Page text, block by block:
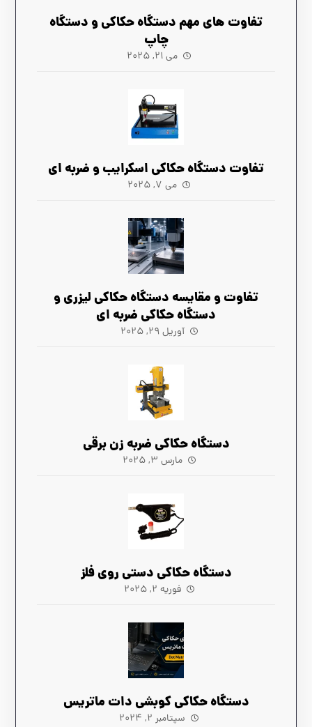
تفاوت های مهم دستگاه حکاکی و دستگاه
چاپ
می ۲۱, ۲۰۲۵
تفاوت دستگاه حکاکی اسکرایب و ضربه ای
می ۷, ۲۰۲۵
تفاوت و مقایسه دستگاه حکاکی لیزری و
دستگاه حکاکی ضربه ای
آوریل ۲۹, ۲۰۲۵
دستگاه حکاکی ضربه زن برقی
مارس ۳, ۲۰۲۵
دستگاه حکاکی دستی روی فلز
فوریه ۲, ۲۰۲۵
دستگاه‌ حکاکی کوبشی دات ماتریس
سپتامبر ۲, ۲۰۲۴